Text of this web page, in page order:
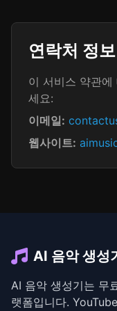
연락처 정보
이 서비스 약관
세요:
이메일:
웹사이트:
AI 음악 생성
AI 음악 생성기는 무
랫폼입니다.